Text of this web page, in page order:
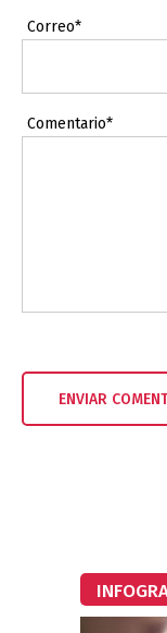
Correo*
Comentario*